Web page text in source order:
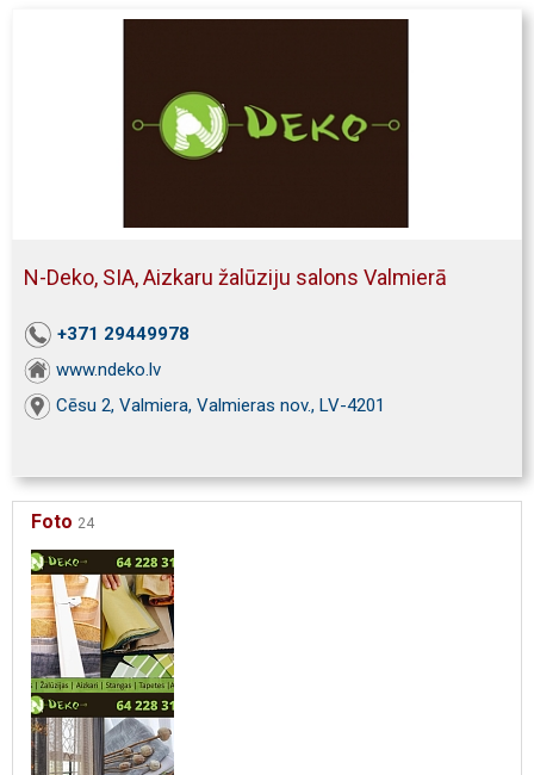
N-Deko, SIA, Aizkaru žalūziju salons Valmierā
+371 29449978
www.ndeko.lv
Cēsu 2, Valmiera, Valmieras nov., LV-4201
Foto 24